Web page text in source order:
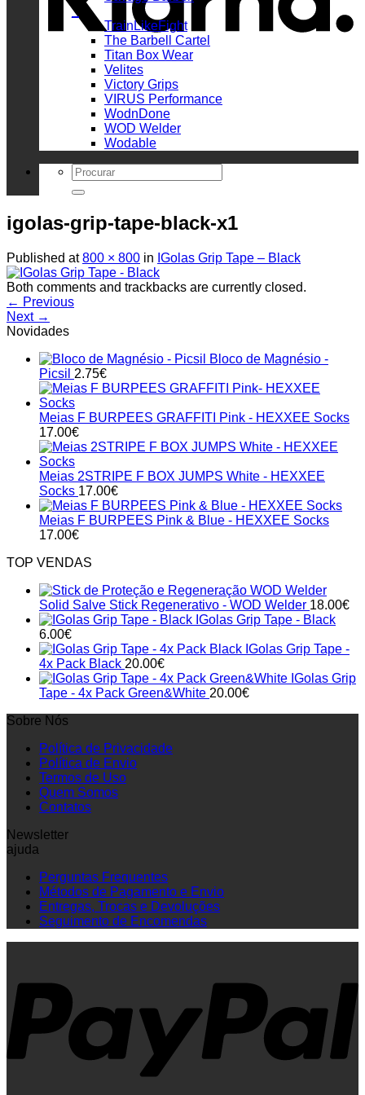
_
TrainLikeFight
The Barbell Cartel
Titan Box Wear
Velites
Victory Grips
VIRUS Performance
WodnDone
WOD Welder
Wodable
Search
for:
igolas-grip-tape-black-x1
Published at800 × 800 in IGolas Grip Tape – Black
Both comments and trackbacks are currently closed.
← Previous
Next →
Novidades
Bloco de Magnésio -
Picsil 2.75€
Meias F BURPEES GRAFFITI Pink - HEXXEE Socks
17.00€
Meias 2STRIPE F BOX JUMPS White - HEXXEE
Socks 17.00€
Meias F BURPEES Pink & Blue - HEXXEE Socks
17.00€
TOP VENDAS
Solid Salve Stick Regenerativo - WOD Welder 18.00€
IGolas Grip Tape - Black
6.00€
IGolas Grip Tape -
4x Pack Black 20.00€
IGolas Grip
Tape - 4x Pack Green&White 20.00€
Sobre Nós
Política de Privacidade
Política de Envio
Termos de Uso
Quem Somos
Contatos
Newsletter
ajuda
Perguntas Frequentes
Métodos de Pagamento e Envio
Entregas, Trocas e Devoluções
Seguimento de Encomendas